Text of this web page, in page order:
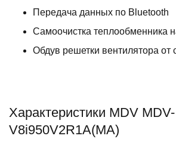
Передача данных по Bluetooth
Самоочистка теплообменника
Обдув решетки вентилятора от
Характеристики MDV MDV-
V8i950V2R1A(MA)